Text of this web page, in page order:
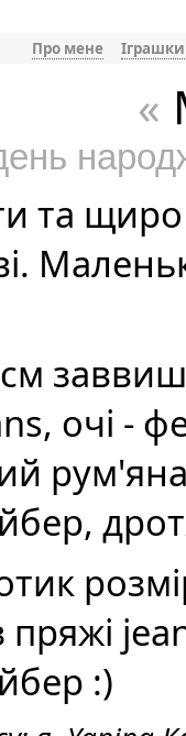
Про мене Іграшки
«
та
очі -
пряжі
:)